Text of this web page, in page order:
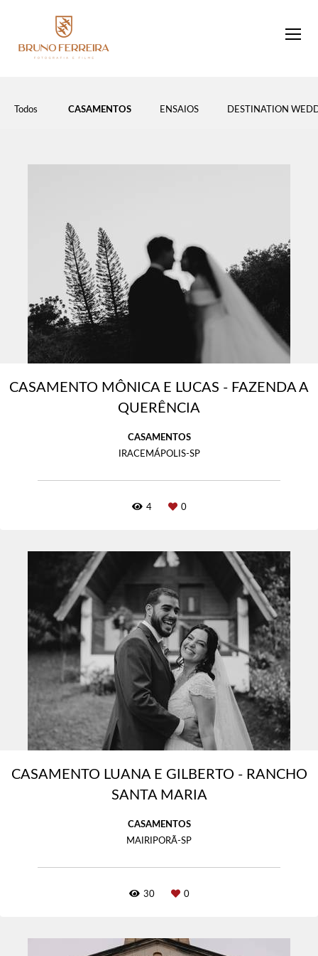
Todos CASAMENTOS ENSAIOS DESTINATION
CASAMENTO MÔNICA E LUCAS - FAZENDA A
QUERÊNCIA
CASAMENTOS
IRACEMÁPOLIS-SP
4 0
CASAMENTO LUANA E GILBERTO - RANCHO
SANTA MARIA
CASAMENTOS
MAIRIPORÃ-SP
30 0